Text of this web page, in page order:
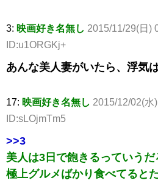
3: 映画好き名無し 2015/11/29(日)
ID:u1ORGKj+
あんな美人妻がいたら、浮気
17: 映画好き名無し 2015/12/02(水
ID:sLOjmTm5
>>3
美人は3日で飽きるっていうだ
極上グルメばかり食べてると